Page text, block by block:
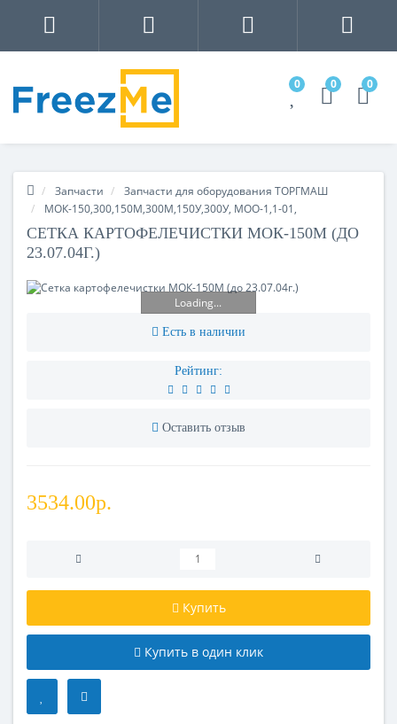
0 0 0
Запчасти
Запчасти для оборудования ТОРГМАШ
МОК-150,300,150М,300М,150У,300У, МОО-1,1-01,
СЕТКА КАРТОФЕЛЕЧИСТКИ МОК-150М (ДО
23.07.04Г.)
Loading...
Есть в наличии
Рейтинг:
Оставить отзыв
3534.00р.
Купить
Купить в один клик